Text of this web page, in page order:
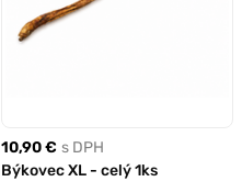
10,90 € s DPH
Býkovec XL - celý 1ks